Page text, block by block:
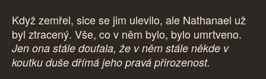
Když zemřel, sice se jim ulevilo, ale Nathanael už
byl ztracený. Vše, co v něm bylo, bylo umrtveno.
Jen ona stále doufala, že v něm stále někde v
koutku duše dřímá jeho pravá přirozenost.